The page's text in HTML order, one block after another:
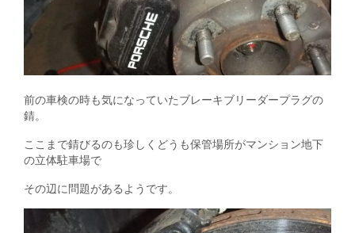
前の車検の時も気になっていたブレーキブリーダープラグの
錆。
ここまで錆びるのも珍しくどうも保管場所がマンション地下
の立体駐車場で
その辺に問題があるようです。